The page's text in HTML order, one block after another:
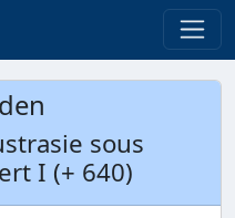
sous
I (+ 640)